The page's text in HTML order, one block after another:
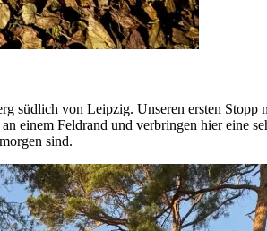
südlich von Leipzig. Unseren ersten Stopp
einem Feldrand und verbringen hier eine
sind.